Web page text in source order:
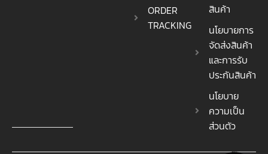
ORDER
TRACKING
สินค้า
นโยบายการ
จัดส่งสินค้า
และการรับ
ประกันสินค้า
นโยบาย
ความเป็น
ส่วนตัว